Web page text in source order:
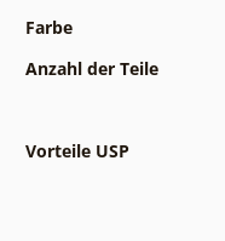
Farbe
Anzahl der Teile
Vorteile USP